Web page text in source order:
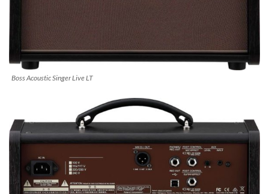
Boss Acoustic Singer Live LT